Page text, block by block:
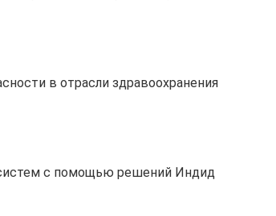
в отрасли здравоохранения
с помощью решений Индид